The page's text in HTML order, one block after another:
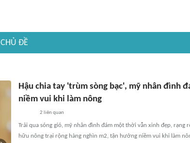
CHỦ ĐỀ
Hậu chia tay 'trùm sòng bạc', mỹ nhân đình
niềm vui khi làm nông
2 liên quan
Trải qua sóng gió, mỹ nhân đình đám một thời vẫn xinh đẹp, rạng
hữu nông trại rộng hàng nghìn m2, tận hưởng niềm vui khi làm